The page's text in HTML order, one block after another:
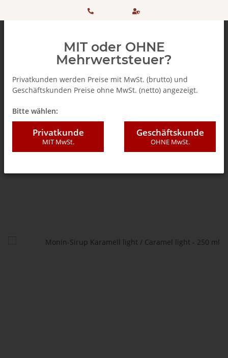
+ 49
506 98
einkaufen
SSL
MIT oder OHNE
Mehrwertsteuer?
Privatkunden werden Preise mit MwSt. (brutto) und
Geschäftskunden Preise ohne MwSt. (netto) angezeigt.
Bitte wählen:
Privatkunde
MIT MwSt.
Geschäftskunde
OHNE MwSt.